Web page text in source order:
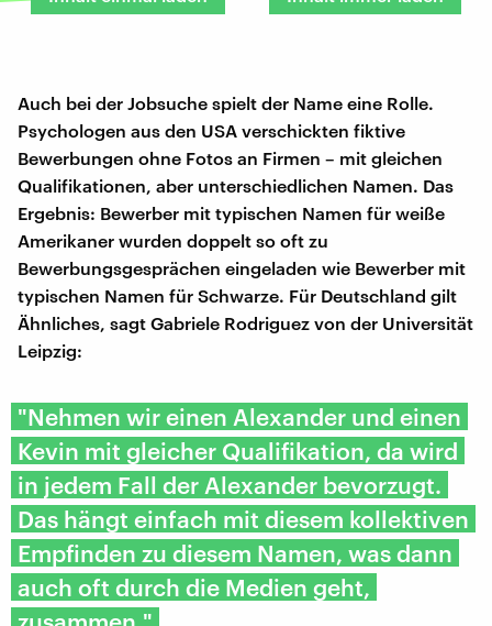
Auch bei der Jobsuche spielt der Name eine Rolle.
Psychologen aus den USA verschickten fiktive
Bewerbungen ohne Fotos an Firmen – mit gleichen
Qualifikationen, aber unterschiedlichen Namen. Das
Ergebnis: Bewerber mit typischen Namen für weiße
Amerikaner wurden doppelt so oft zu
Bewerbungsgesprächen eingeladen wie Bewerber mit
typischen Namen für Schwarze. Für Deutschland gilt
Ähnliches, sagt Gabriele Rodriguez von der Universität
Leipzig:
"Nehmen wir einen Alexander und einen
Kevin mit gleicher Qualifikation, da wird
in jedem Fall der Alexander bevorzugt.
Das hängt einfach mit diesem kollektiven
Empfinden zu diesem Namen, was dann
auch oft durch die Medien geht,